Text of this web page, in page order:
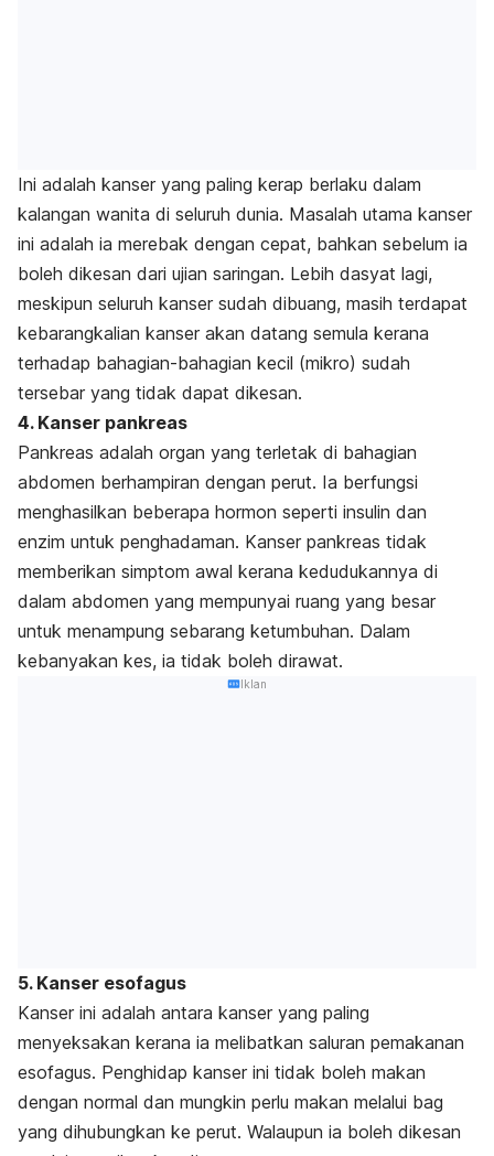
Ini adalah kanser yang paling kerap berlaku dalam
kalangan wanita di seluruh dunia. Masalah utama kanser
ini adalah ia merebak dengan cepat, bahkan sebelum ia
boleh dikesan dari ujian saringan. Lebih dasyat lagi,
meskipun seluruh kanser sudah dibuang, masih terdapat
kebarangkalian kanser akan datang semula kerana
terhadap bahagian-bahagian kecil (mikro) sudah
tersebar yang tidak dapat dikesan.
4. Kanser pankreas
Pankreas adalah organ yang terletak di bahagian
abdomen berhampiran dengan perut. Ia berfungsi
menghasilkan beberapa hormon seperti insulin dan
enzim untuk penghadaman. Kanser pankreas tidak
memberikan simptom awal kerana kedudukannya di
dalam abdomen yang mempunyai ruang yang besar
untuk menampung sebarang ketumbuhan. Dalam
kebanyakan kes, ia tidak boleh dirawat.
Iklan
5. Kanser esofagus
Kanser ini adalah antara kanser yang paling
menyeksakan kerana ia melibatkan saluran pemakanan
esofagus. Penghidap kanser ini tidak boleh makan
dengan normal dan mungkin perlu makan melalui bag
yang dihubungkan ke perut. Walaupun ia boleh dikesan